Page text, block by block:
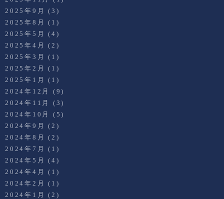
2025年9月
(3)
2025年8月
(1)
2025年5月
(4)
2025年4月
(2)
2025年3月
(1)
2025年2月
(1)
2025年1月
(1)
2024年12月
(9)
2024年11月
(3)
2024年10月
(5)
2024年9月
(2)
2024年8月
(2)
2024年7月
(1)
2024年5月
(4)
2024年4月
(1)
2024年2月
(1)
2024年1月
(2)